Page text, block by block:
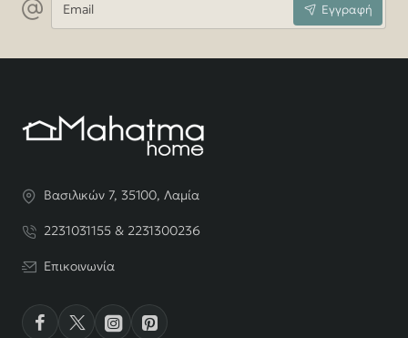
Εγγραφή
Βασιλικών 7, 35100, Λαμία
2231031155 & 2231300236
Επικοινωνία